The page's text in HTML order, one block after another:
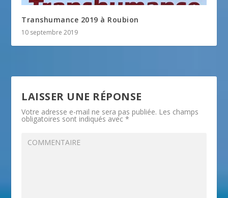
Transhumance 2019 à Roubion
10 septembre 2019
LAISSER UNE RÉPONSE
Votre adresse e-mail ne sera pas publiée. Les champs
obligatoires sont indiqués avec*